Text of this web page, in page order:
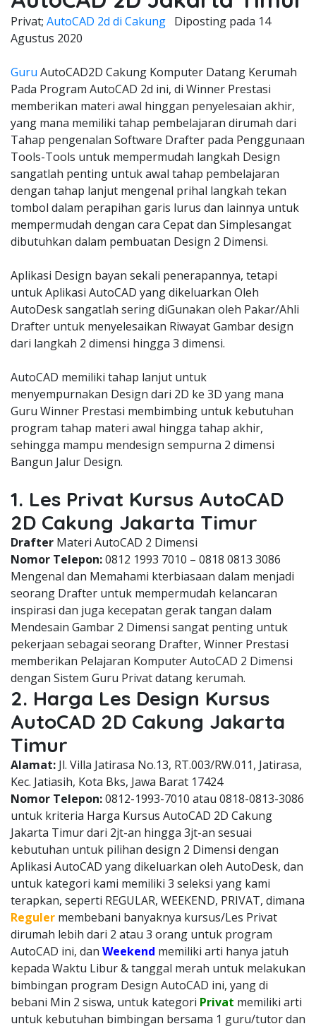
Privat; AutoCAD 2d di Cakung Diposting pada 14
Agustus 2020
Guru AutoCAD2D Cakung Komputer Datang Kerumah
Pada Program AutoCAD 2d ini, di Winner Prestasi
memberikan materi awal hinggan penyelesaian akhir,
yang mana memiliki tahap pembelajaran dirumah dari
Tahap pengenalan Software Drafter pada Penggunaan
Tools-Tools untuk mempermudah langkah Design
sangatlah penting untuk awal tahap pembelajaran
dengan tahap lanjut mengenal prihal langkah tekan
tombol dalam perapihan garis lurus dan lainnya untuk
mempermudah dengan cara Cepat dan Simplesangat
dibutuhkan dalam pembuatan Design 2 Dimensi.
Aplikasi Design bayan sekali penerapannya, tetapi
untuk Aplikasi AutoCAD yang dikeluarkan Oleh
AutoDesk sangatlah sering diGunakan oleh Pakar/Ahli
Drafter untuk menyelesaikan Riwayat Gambar design
dari langkah 2 dimensi hingga 3 dimensi.
AutoCAD memiliki tahap lanjut untuk
menyempurnakan Design dari 2D ke 3D yang mana
Guru Winner Prestasi membimbing untuk kebutuhan
program tahap materi awal hingga tahap akhir,
sehingga mampu mendesign sempurna 2 dimensi
Bangun Jalur Design.
1. Les Privat Kursus AutoCAD
2D Cakung Jakarta Timur
Drafter Materi AutoCAD 2 Dimensi
Nomor Telepon:0812 1993 7010 – 0818 0813 3086
Mengenal dan Memahami kterbiasaan dalam menjadi
seorang Drafter untuk mempermudah kelancaran
inspirasi dan juga kecepatan gerak tangan dalam
Mendesain Gambar 2 Dimensi sangat penting untuk
pekerjaan sebagai seorang Drafter, Winner Prestasi
memberikan Pelajaran Komputer AutoCAD 2 Dimensi
dengan Sistem Guru Privat datang kerumah.
2. Harga Les Design Kursus
AutoCAD 2D Cakung Jakarta
Timur
Alamat: Jl. Villa Jatirasa No.13, RT.003/RW.011, Jatirasa,
Kec. Jatiasih, Kota Bks, Jawa Barat 17424
Nomor Telepon:0812-1993-7010 atau 0818-0813-3086
untuk kriteria Harga Kursus AutoCAD 2D Cakung
Jakarta Timur dari 2jt-an hingga 3jt-an sesuai
kebutuhan untuk pilihan design 2 Dimensi dengan
Aplikasi AutoCAD yang dikeluarkan oleh AutoDesk, dan
untuk kategori kami memiliki 3 seleksi yang kami
terapkan, seperti REGULAR, WEEKEND, PRIVAT, dimana
Reguler membebani banyaknya kursus/Les Privat
dirumah lebih dari 2 atau 3 orang untuk program
AutoCAD ini, dan Weekend memiliki arti hanya jatuh
kepada Waktu Libur & tanggal merah untuk melakukan
bimbingan program Design AutoCAD ini, yang di
bebani Min 2 siswa, untuk kategori Privat memiliki arti
untuk kebutuhan bimbingan bersama 1 guru/tutor dan